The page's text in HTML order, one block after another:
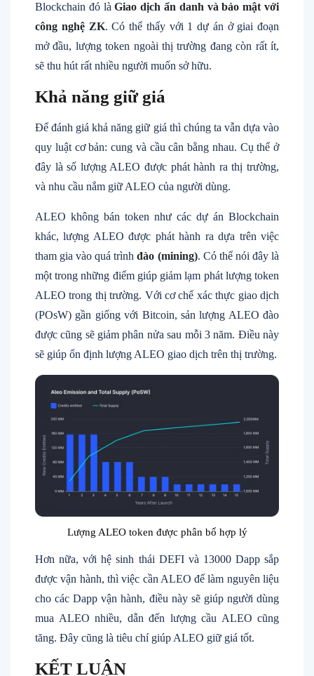
Blockchain đó làGiao dịch ẩn danh và bảo mật với
công nghệ ZK. Có thể thấy với 1 dự án ở giai đoạn
mở đầu, lượng token ngoài thị trường đang còn rất ít,
sẽ thu hút rất nhiều người muốn sở hữu.
Khả năng giữ giá
Để đánh giá khả năng giữ giá thì chúng ta vẫn dựa vào
quy luật cơ bản: cung và cầu cân bằng nhau. Cụ thể ở
đây là số lượng ALEO được phát hành ra thị trường,
và nhu cầu nắm giữ ALEO của người dùng.
ALEO không bán token như các dự án Blockchain
khác, lượng ALEO được phát hành ra dựa trên việc
tham gia vào quá trìnhđào (mining). Có thể nói đây là
một trong những điểm giúp giảm lạm phát lượng token
ALEO trong thị trường. Với cơ chế xác thực giao dịch
(POsW) gần giống với Bitcoin, sản lượng ALEO đào
được cũng sẽ giảm phân nửa sau mỗi 3 năm. Điều này
sẽ giúp ổn định lượng ALEO giao dịch trên thị trường.
Lượng ALEO token được phân bố hợp lý
Hơn nữa, với hệ sinh thái DEFI và 13000 Dapp sắp
được vận hành, thì việc cần ALEO để làm nguyên liệu
cho các Dapp vận hành, điều này sẽ giúp người dùng
mua ALEO nhiều, dẫn đến lượng cầu ALEO cũng
tăng. Đây cũng là tiêu chí giúp ALEO giữ giá tốt.
KẾT LUẬN